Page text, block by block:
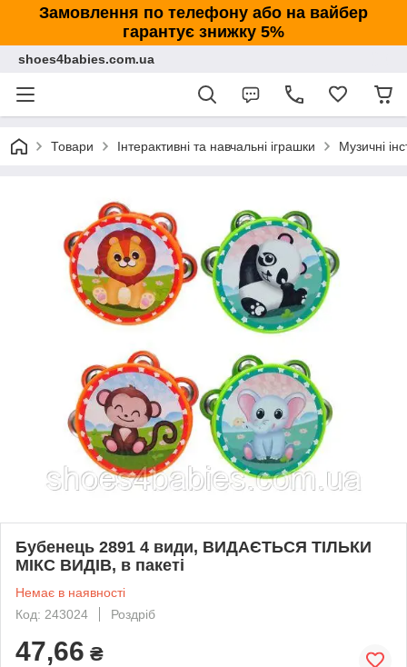
Замовлення по телефону або на вайбер
гарантує знижку 5%
shoes4babies.com.ua
Товари Інтерактивні та навчальні іграшки Музичні
Бубенець 2891 4 види, ВИДАЄТЬСЯ ТІЛЬКИ
МІКС ВИДІВ, в пакеті
Немає в наявності
Код: 243024
Роздріб
47,66 ₴